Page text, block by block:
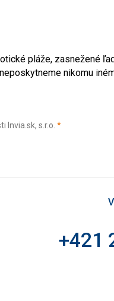
pláže, zasnežené
nikomu
s.r.o. *(povinné)
+421